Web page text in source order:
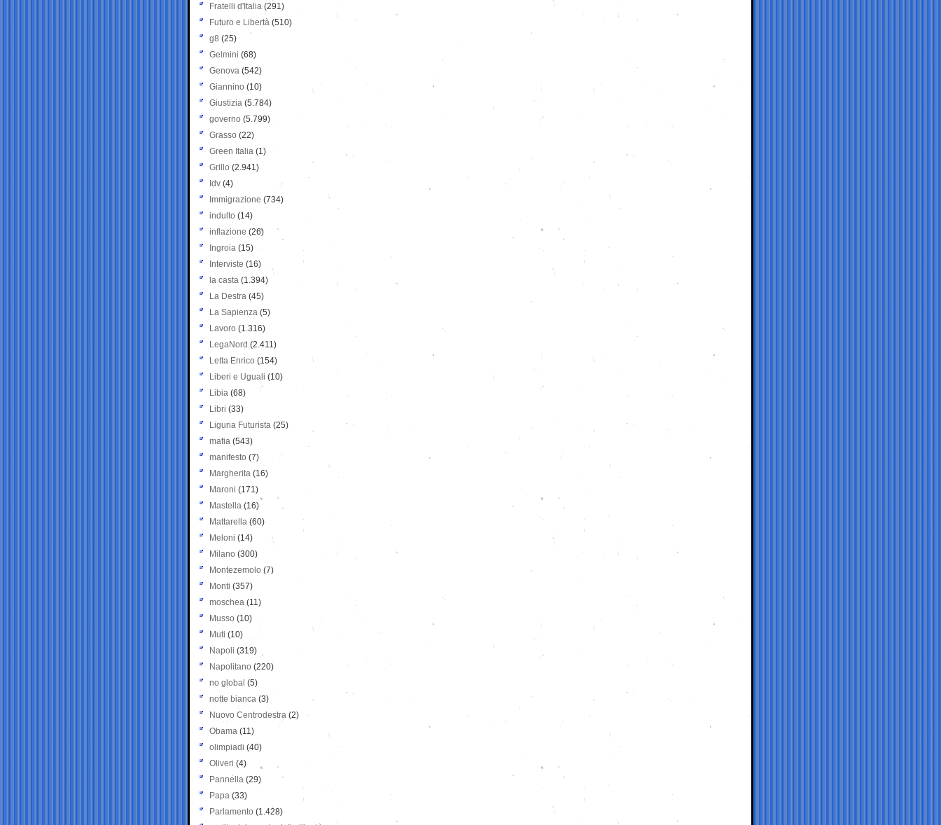
Fratelli d'Italia (291)
Futuro e Libertà (510)
g8 (25)
Gelmini (68)
Genova (542)
Giannino (10)
Giustizia (5.784)
governo (5.799)
Grasso (22)
Green Italia (1)
Grillo (2.941)
Idv (4)
Immigrazione (734)
indulto (14)
inflazione (26)
Ingroia (15)
Interviste (16)
la casta (1.394)
La Destra (45)
La Sapienza (5)
Lavoro (1.316)
LegaNord (2.411)
Letta Enrico (154)
Liberi e Uguali (10)
Libia (68)
Libri (33)
Liguria Futurista (25)
mafia (543)
manifesto (7)
Margherita (16)
Maroni (171)
Mastella (16)
Mattarella (60)
Meloni (14)
Milano (300)
Montezemolo (7)
Monti (357)
moschea (11)
Musso (10)
Muti (10)
Napoli (319)
Napolitano (220)
no global (5)
notte bianca (3)
Nuovo Centrodestra (2)
Obama (11)
olimpiadi (40)
Oliveri (4)
Pannella (29)
Papa (33)
Parlamento (1.428)